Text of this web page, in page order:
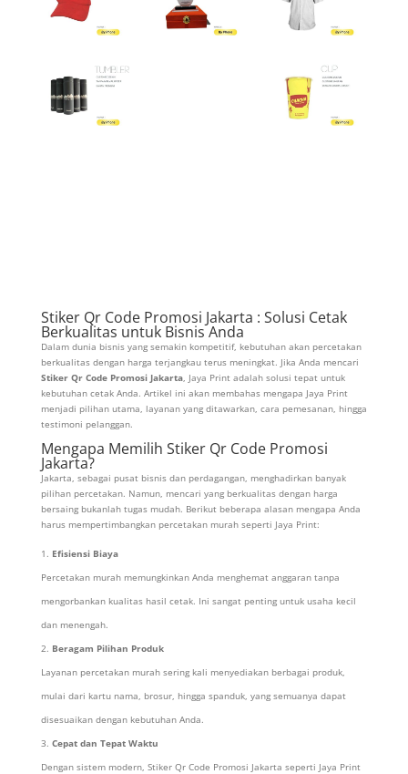
Stiker Qr Code Promosi Jakarta : Solusi Cetak
Berkualitas untuk Bisnis Anda
Dalam dunia bisnis yang semakin kompetitif, kebutuhan akan percetakan
berkualitas dengan harga terjangkau terus meningkat. Jika Anda mencari
Stiker Qr Code Promosi Jakarta, Jaya Print adalah solusi tepat untuk
kebutuhan cetak Anda. Artikel ini akan membahas mengapa Jaya Print
menjadi pilihan utama, layanan yang ditawarkan, cara pemesanan, hingga
testimoni pelanggan.
Mengapa Memilih Stiker Qr Code Promosi
Jakarta?
Jakarta, sebagai pusat bisnis dan perdagangan, menghadirkan banyak
pilihan percetakan. Namun, mencari yang berkualitas dengan harga
bersaing bukanlah tugas mudah. Berikut beberapa alasan mengapa Anda
harus mempertimbangkan percetakan murah seperti Jaya Print:
Efisiensi Biaya
Percetakan murah memungkinkan Anda menghemat anggaran tanpa
mengorbankan kualitas hasil cetak. Ini sangat penting untuk usaha kecil
dan menengah.
Beragam Pilihan Produk
Layanan percetakan murah sering kali menyediakan berbagai produk,
mulai dari kartu nama, brosur, hingga spanduk, yang semuanya dapat
disesuaikan dengan kebutuhan Anda.
Cepat dan Tepat Waktu
Dengan sistem modern, Stiker Qr Code Promosi Jakarta seperti Jaya Print